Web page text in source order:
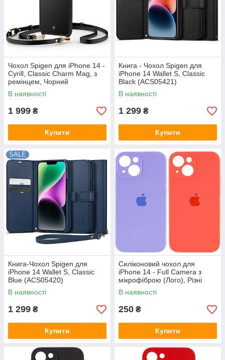
Чохол Spigen для iPhone 14 -
Cyrill, Classic Charm Mag, з
ремінцем, Чорний
(ACS05492)
В наявності
1 999 ₴
Купити
Книга - Чохол Spigen для
iPhone 14 Wallet S, Classic
Black (ACS05421)
В наявності
1 299 ₴
Купити
SALE
Книга-Чохол Spigen для
iPhone 14 Wallet S, Classic
Blue (ACS05420)
В наявності
1 299 ₴
Купити
Силіконовий чохол для
iPhone 14 - Full Camera з
мікрофіброю (Лого), Різні
кольори
В наявності
250 ₴
Купити